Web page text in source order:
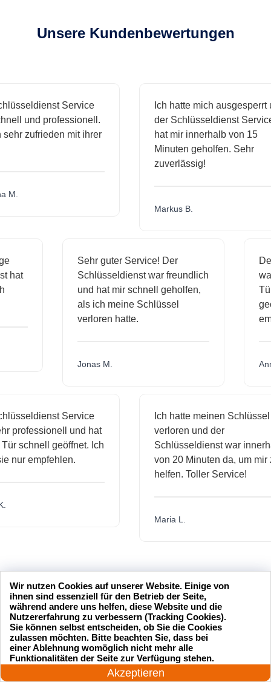
Unsere Kundenbewertungen
Service
und professionell.
zufrieden mit ihrer
Ich hatte mich ausgesperrt
der Schlüsseldienst Service
hat mir innerhalb von 15
Minuten geholfen. Sehr
zuverlässig!
Markus B.
hat
Sehr guter Service! Der
Schlüsseldienst war freundlich
und hat mir schnell geholfen,
als ich meine Schlüssel
verloren hatte.
Jonas M.
Service
und hat
schnell geöffnet. Ich
empfehlen.
Ich hatte meinen Schlüssel
verloren und der
Schlüsseldienst war innerhalb
von 20 Minuten da, um mir zu
helfen. Toller Service!
Maria L.
24 Stunden am Tag
Akzeptieren
Wir nutzen Cookies auf unserer Website. Einige von
ihnen sind essenziell für den Betrieb der Seite,
während andere uns helfen, diese Website und die
Nutzererfahrung zu verbessern (Tracking Cookies).
Sie können selbst entscheiden, ob Sie die Cookies
zulassen möchten. Bitte beachten Sie, dass bei
einer Ablehnung womöglich nicht mehr alle
Funktionalitäten der Seite zur Verfügung stehen.